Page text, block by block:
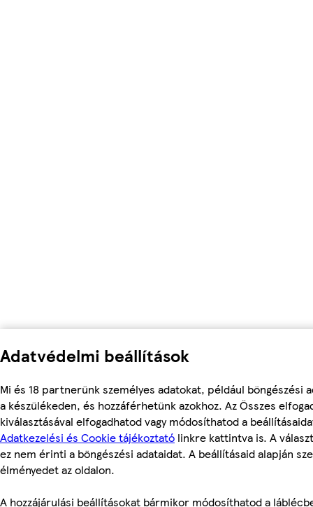
Adatvédelmi beállítások
Mi és 18 partnerünk személyes adatokat, például böngészési
a készülékeden, és hozzáférhetünk azokhoz. Az Összes
kiválasztásával elfogadhatod vagy módosíthatod a
Adatkezelési és Cookie tájékoztató linkre kattintva is. A
ez nem érinti a böngészési adataidat. A beállításaid alapján
élményedet az oldalon.
A hozzájárulási beállításokat bármikor módosíthatod a